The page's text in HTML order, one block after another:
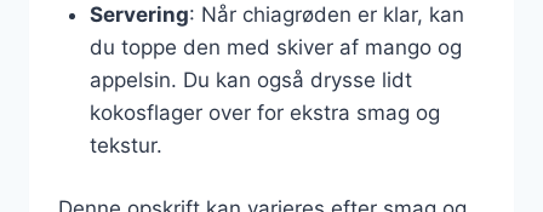
Servering: Når chiagrøden er klar, kan
du toppe den med skiver af mango og
appelsin. Du kan også drysse lidt
kokosflager over for ekstra smag og
tekstur.